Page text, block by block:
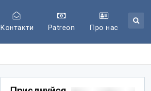
Контакти Patreon Про нас